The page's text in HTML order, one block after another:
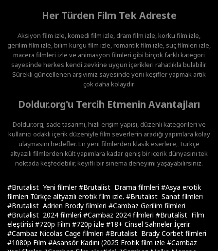
Her Türden Film Tek Adreste
Aksiyon film izle, komedi film izle, dram film izle, korku film izle,
gerilim film izle, bilim kurgu film izle, romantik film izle, suç filmleri izle,
macera filmleri izle ve animasyon filmleri gibi birçok farklı kategori
sayesinde herkes kendi zevkine uygun içerikleri rahatlıkla bulabilir.
Sürekli güncellenen arşivimiz sayesinde yeni keşifler yapmak artık
çok daha kolaydır.
Doldur.org'u Tercih Etmenin Avantajları
Doldur.org; sade tasarımı, hızlı erişim yapısı, düzenli kategorileri ve
kullanıcı odaklı içerik düzeniyle film severlerin aradığı yapımlara kolay
ulaşmasını hedefler. En yeni filmlerden klasik eserlere, Türkçe
altyazılı filmlerden kült yapımlara kadar geniş bir içerik dünyasını tek
noktada keşfedebilir, keyifli bir sinema deneyimi yaşayabilirsiniz.
#Brutalist Yeni filmler#Brutalist Drama filmleri #Asya erotik
filmleri Türkçe altyazılı erotik film izle. #Brutalist Sanat filmleri
#Brutalist Adrien Brody filmleri #Cambaz Gerilim filmleri
#Brutalist 2024 filmleri #Cambaz 2024 filmleri #Brutalist Film
eleştirisi #720p Film #720p izle #18+ Cinsel Sahneler İçerir.
#Cambaz Nicolas Cage filmleri #Brutalist Brady Corbet filmleri
#1080p Film #Asansör Kadını (2025 Erotik film izle #Cambaz